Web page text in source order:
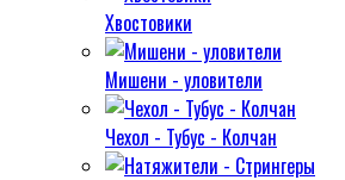
Хвостовики
Мишени - уловители
Чехол - Тубус - Колчан